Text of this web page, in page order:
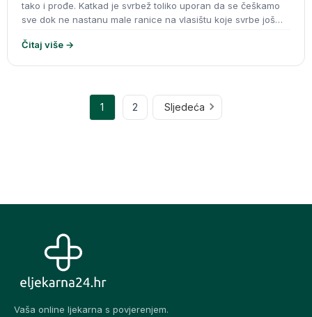
tako i prođe. Katkad je svrbež toliko uporan da se češkamo
sve dok ne nastanu male ranice na vlasištu koje svrbe još
Čitaj više →
1 2 Sljedeća
Vaša online ljekarna s povjerenjem.